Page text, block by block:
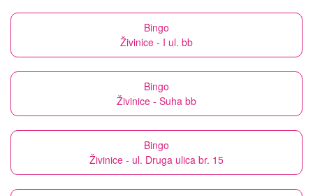
Bingo
Živinice - I ul. bb
Bingo
Živinice - Suha bb
Bingo
Živinice - ul. Druga ulica br. 15